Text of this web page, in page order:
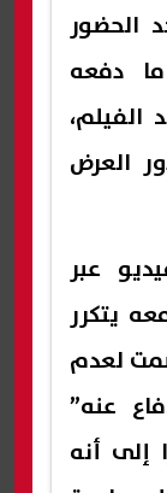
الحضور
دفعه
العرض
عبر
يتكرر
لعدم
عنه”
إلى أنه